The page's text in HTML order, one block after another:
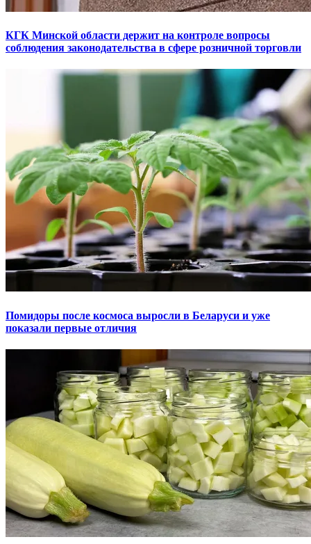
КГК Минской области держит на контроле вопросы
соблюдения законодательства в сфере розничной торговли
Помидоры после космоса выросли в Беларуси и уже
показали первые отличия